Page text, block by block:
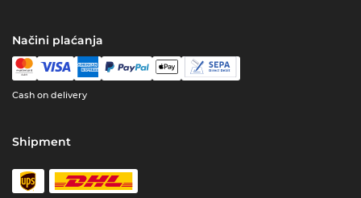
Načini plaćanja
Cash on delivery
Shipment